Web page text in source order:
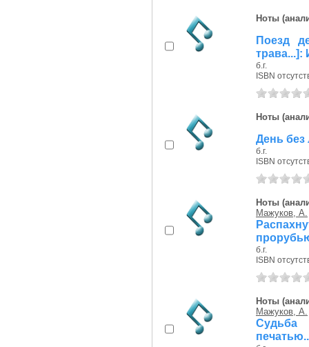
Ноты
Поезд
б.г.
ISBN
Ноты
День
б.г.
ISBN
Ноты
Мажуков, А.
б.г.
ISBN
Ноты
Мажуков, А.
Судьба